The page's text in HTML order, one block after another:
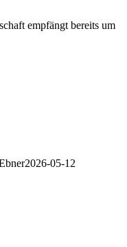
empfängt bereits um
2026-05-12